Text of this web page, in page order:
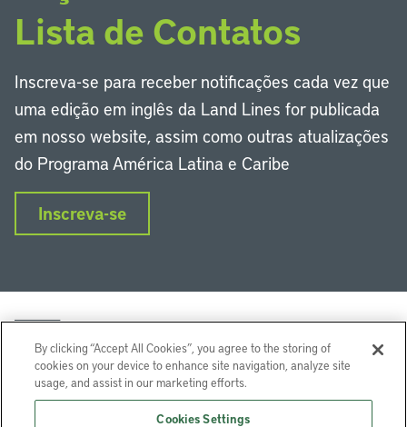
Lista de Contatos
Inscreva-se para receber notificações cada vez que
uma edição em inglês da Land Lines for publicada
em nosso website, assim como outras atualizações
do Programa América Latina e Caribe
Inscreva-se
InstagramFacebookTwitter
By clicking “Accept All Cookies”, you agree to the storing of
cookies on your device to enhance site navigation, analyze site
usage, and assist in our marketing efforts.
Cookies Settings